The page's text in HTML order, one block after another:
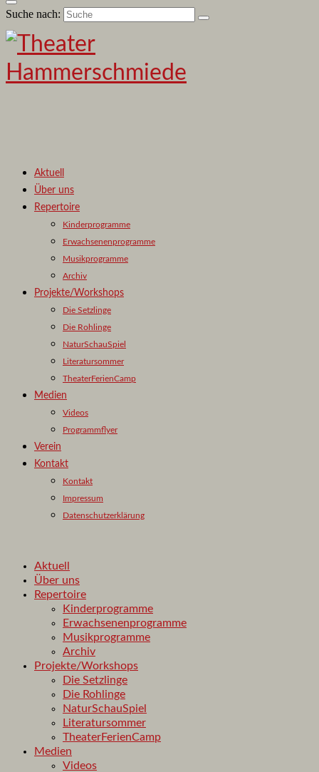
Suche nach:
Aktuell
Über uns
Repertoire
Kinderprogramme
Erwachsenenprogramme
Musikprogramme
Archiv
Projekte/Workshops
Die Setzlinge
Die Rohlinge
NaturSchauSpiel
Literatursommer
TheaterFerienCamp
Medien
Videos
Programmflyer
Verein
Kontakt
Kontakt
Impressum
Datenschutzerklärung
Aktuell
Über uns
Repertoire
Kinderprogramme
Erwachsenenprogramme
Musikprogramme
Archiv
Projekte/Workshops
Die Setzlinge
Die Rohlinge
NaturSchauSpiel
Literatursommer
TheaterFerienCamp
Medien
Videos